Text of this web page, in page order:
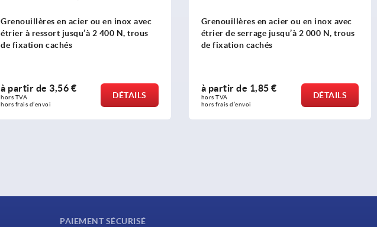
Grenouillères en acier ou en inox avec
étrier à ressort jusqu’à 2 400 N, trous
de fixation cachés
à partir de 3,56 €
hors TVA
hors frais d’envoi
DÉTAILS
Grenouillères en acier ou en inox avec
étrier de serrage jusqu’à 2 000 N, trous
de fixation cachés
à partir de 1,85 €
hors TVA
hors frais d’envoi
DÉTAILS
PAIEMENT SÉCURISÉ